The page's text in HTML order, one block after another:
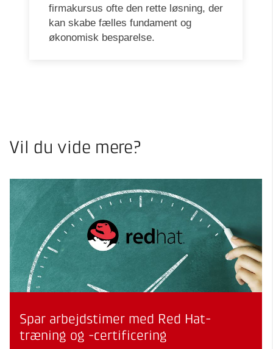
firmakursus ofte den rette løsning, der
kan skabe fælles fundament og
økonomisk besparelse.
Vil du vide mere?
Spar arbejdstimer med Red Hat-
træning og -certificering